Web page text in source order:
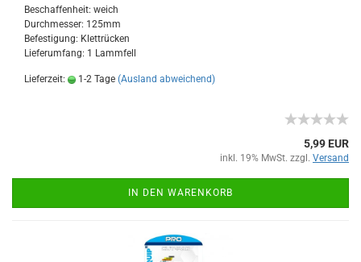
Beschaffenheit: weich
Durchmesser: 125mm
Befestigung: Klettrücken
Lieferumfang: 1 Lammfell
Lieferzeit: 1-2 Tage (Ausland abweichend)
5,99 EUR
inkl. 19% MwSt. zzgl. Versand
IN DEN WARENKORB